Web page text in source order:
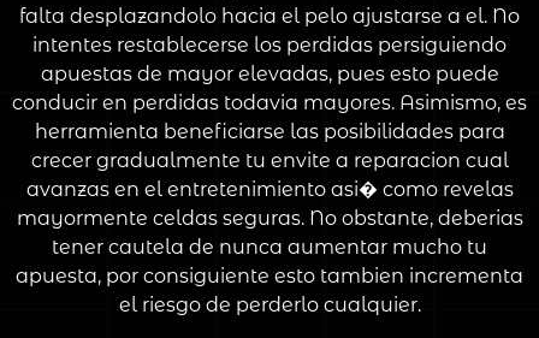
falta desplazandolo hacia el pelo ajustarse a el. No
intentes restablecerse los perdidas persiguiendo
apuestas de mayor elevadas, pues esto puede
conducir en perdidas todavia mayores. Asimismo, es
herramienta beneficiarse las posibilidades para
crecer gradualmente tu envite a reparacion cual
avanzas en el entretenimiento asi� como revelas
mayormente celdas seguras. No obstante, deberias
tener cautela de nunca aumentar mucho tu
apuesta, por consiguiente esto tambien incrementa
el riesgo de perderlo cualquier.